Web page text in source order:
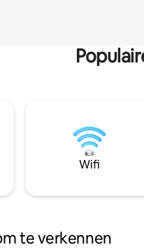
Wifi
te verkennen